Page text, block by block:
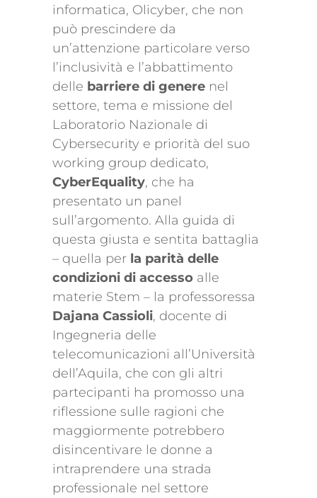
informatica, Olicyber, che non
può prescindere da
un’attenzione particolare verso
l’inclusività e l’abbattimento
delle barriere di genere nel
settore, tema e missione del
Laboratorio Nazionale di
Cybersecurity e priorità del suo
working group dedicato,
CyberEquality, che ha
presentato un panel
sull’argomento. Alla guida di
questa giusta e sentita battaglia
– quella per la parità delle
condizioni di accesso alle
materie Stem – la professoressa
Dajana Cassioli, docente di
Ingegneria delle
telecomunicazioni all’Università
dell’Aquila, che con gli altri
partecipanti ha promosso una
riflessione sulle ragioni che
maggiormente potrebbero
disincentivare le donne a
intraprendere una strada
professionale nel settore